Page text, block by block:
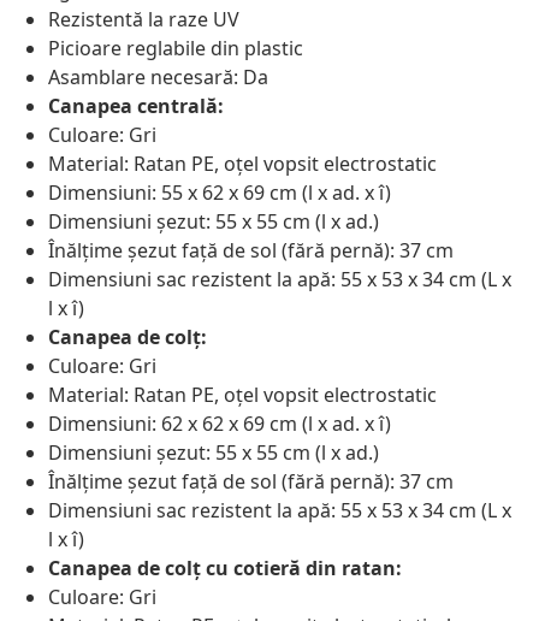
Rezistentă la raze UV
Picioare reglabile din plastic
Asamblare necesară: Da
Canapea centrală:
Culoare: Gri
Material: Ratan PE, oțel vopsit electrostatic
Dimensiuni: 55 x 62 x 69 cm (l x ad. x î)
Dimensiuni șezut: 55 x 55 cm (l x ad.)
Înălțime șezut față de sol (fără pernă): 37 cm
Dimensiuni sac rezistent la apă: 55 x 53 x 34 cm (L x
l x î)
Canapea de colț:
Culoare: Gri
Material: Ratan PE, oțel vopsit electrostatic
Dimensiuni: 62 x 62 x 69 cm (l x ad. x î)
Dimensiuni șezut: 55 x 55 cm (l x ad.)
Înălțime șezut față de sol (fără pernă): 37 cm
Dimensiuni sac rezistent la apă: 55 x 53 x 34 cm (L x
l x î)
Canapea de colț cu cotieră din ratan:
Culoare: Gri